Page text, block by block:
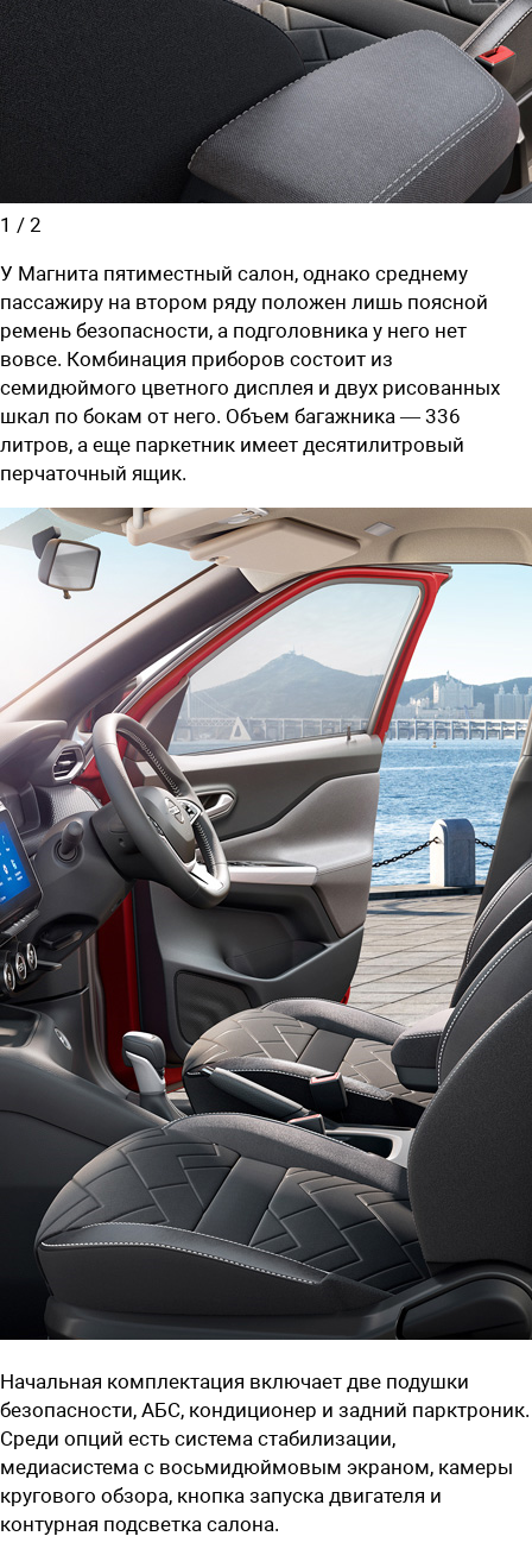
1 / 2
У Магнита пятиместный салон, однако среднему
пассажиру на втором ряду положен лишь поясной
ремень безопасности, а подголовника у него нет
вовсе. Комбинация приборов состоит из
семидюймого цветного дисплея и двух рисованных
шкал по бокам от него. Объем багажника — 336
литров, а еще паркетник имеет десятилитровый
перчаточный ящик.
Начальная комплектация включает две подушки
безопасности, АБС, кондиционер и задний парктроник.
Среди опций есть система стабилизации,
медиасистема с восьмидюймовым экраном, камеры
кругового обзора, кнопка запуска двигателя и
контурная подсветка салона.